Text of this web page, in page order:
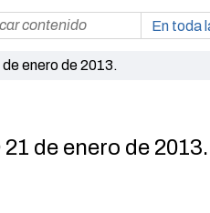
enero de 2013.
de enero de 2013.